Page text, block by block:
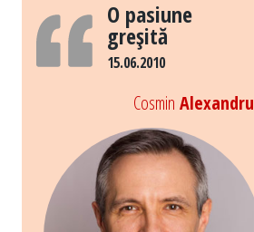
O pasiune
greşită
15.06.2010
Cosmin Alexandru